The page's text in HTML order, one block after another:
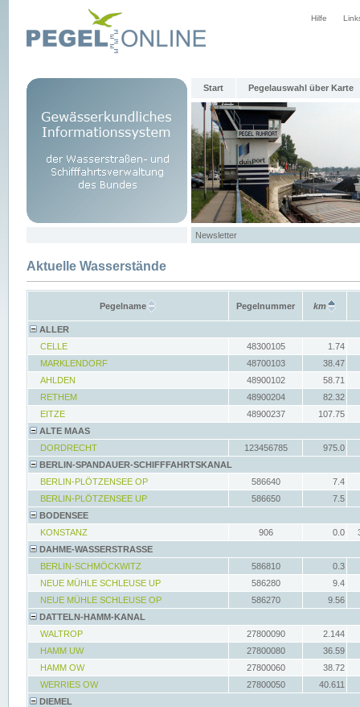
Hilfe
Start Pegelauswahl über Karte
Newsletter
Aktuelle Wasserstände
Pegelname Pegelnummer km
ALLER
CELLE
48300105
1.74
MARKLENDORF
48700103
38.47
AHLDEN
48900102
58.71
RETHEM
48900204
82.32
EITZE
48900237
107.75
ALTE MAAS
DORDRECHT
123456785
975.0
BERLIN-SPANDAUER-SCHIFFFAHRTSKANAL
BERLIN-PLÖTZENSEE OP
586640
7.4
BERLIN-PLÖTZENSEE UP
586650
7.5
BODENSEE
KONSTANZ
906 0.0
DAHME-WASSERSTRASSE
BERLIN-SCHMÖCKWITZ
586810
0.3
NEUE MÜHLE SCHLEUSE UP
586280
9.4
NEUE MÜHLE SCHLEUSE OP
586270
9.56
DATTELN-HAMM-KANAL
WALTROP
27800090
2.144
HAMM UW
27800080
36.59
HAMM OW
27800060
38.72
WERRIES OW
27800050
40.611
DIEMEL